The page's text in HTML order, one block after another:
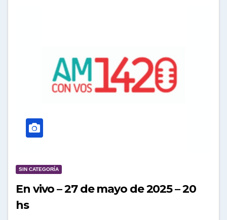
SIN CATEGORÍA
En vivo – 27 de mayo de 2025 – 20
hs